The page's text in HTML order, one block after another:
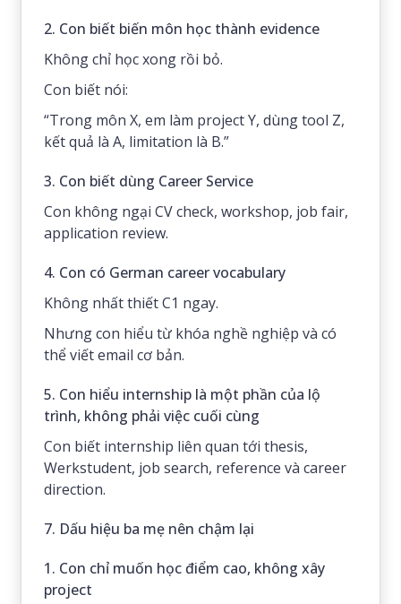
2. Con biết biến môn học thành evidence
Không chỉ học xong rồi bỏ.
Con biết nói:
“Trong môn X, em làm project Y, dùng tool Z,
kết quả là A, limitation là B.”
3. Con biết dùng Career Service
Con không ngại CV check, workshop, job fair,
application review.
4. Con có German career vocabulary
Không nhất thiết C1 ngay.
Nhưng con hiểu từ khóa nghề nghiệp và có
thể viết email cơ bản.
5. Con hiểu internship là một phần của lộ
trình, không phải việc cuối cùng
Con biết internship liên quan tới thesis,
Werkstudent, job search, reference và career
direction.
7. Dấu hiệu ba mẹ nên chậm lại
1. Con chỉ muốn học điểm cao, không xây
project